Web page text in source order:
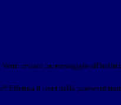
Verrà inviato un messaggio
Effettua il reset della password